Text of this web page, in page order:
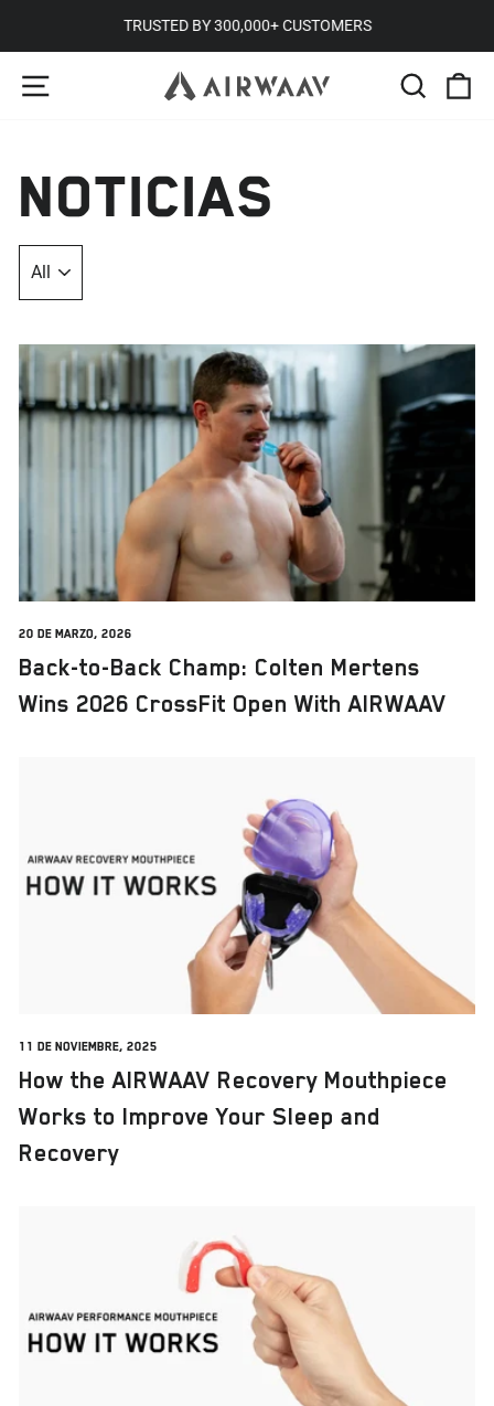
directamente
pausa
TRUSTED BY 300,000+ CUSTOMERS
NOTICIAS
20 de marzo, 2026
Back-to-Back Champ: Colten Mertens
Wins 2026 CrossFit Open With AIRWAAV
11 de noviembre, 2025
How the AIRWAAV Recovery Mouthpiece
Works to Improve Your Sleep and
Recovery